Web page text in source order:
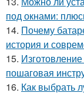
под окнами:
14. Почему
история и
15.
пошаговая
16. Как выбрать